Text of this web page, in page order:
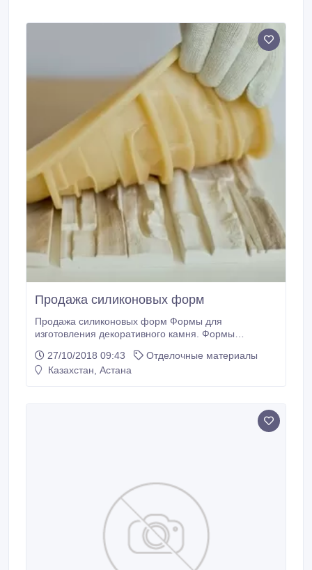
Продажа силиконовых форм
Продажа силиконовых форм Формы для
изготовления декоративного камня. Формы
Казахстана..
27/10/2018 09:43
Отделочные материалы
Казахстан, Астана